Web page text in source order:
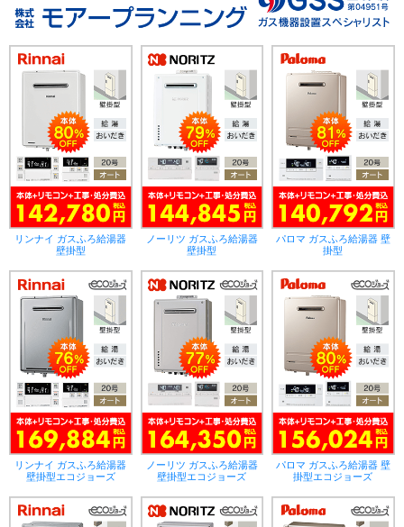
リンナイ ガスふろ給湯器
壁掛型
ノーリツ ガスふろ給湯器
壁掛型
パロマ ガスふろ給湯器 壁
掛型
リンナイ ガスふろ給湯器
壁掛型エコジョーズ
ノーリツ ガスふろ給湯器
壁掛型エコジョーズ
パロマ ガスふろ給湯器 壁
掛型エコジョーズ